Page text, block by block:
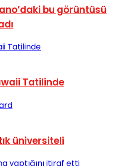
bu görüntüsü
Tatilinde
üniversiteli